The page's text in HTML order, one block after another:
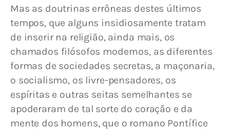
Mas as doutrinas errôneas destes últimos
tempos, que alguns insidiosamente tratam
de inserir na religião, ainda mais, os
chamados filósofos modernos, as diferentes
formas de sociedades secretas, a maçonaria,
o socialismo, os livre-pensadores, os
espíritas e outras seitas semelhantes se
apoderaram de tal sorte do coração e da
mente dos homens, que o romano Pontífice